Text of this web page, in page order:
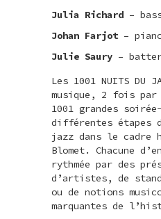
Julia Richard –
Johan Farjot –
Julie Saury –
Les 1001 NUITS DU
musique, 2 fois
1001 grandes
différentes étapes
jazz dans le cadre
Blomet. Chacune
rythmée par des
d’artistes, de
ou de notions
marquantes de